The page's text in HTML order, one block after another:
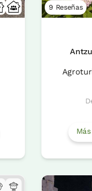
9 Reseñas